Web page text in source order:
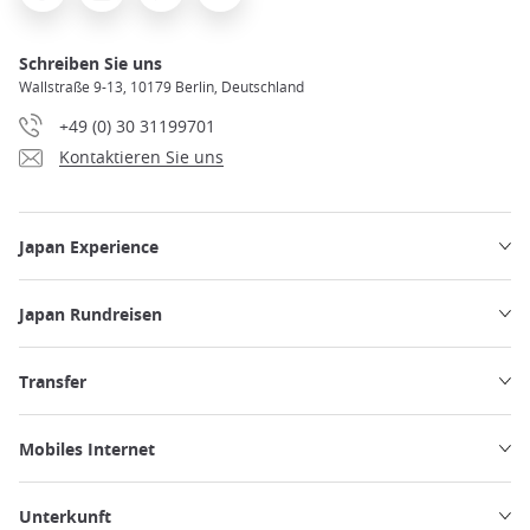
Schreiben Sie uns
Wallstraße 9-13, 10179 Berlin, Deutschland
+49 (0) 30 31199701
Kontaktieren Sie uns
Japan Experience
Japan Rundreisen
Transfer
Mobiles Internet
Unterkunft